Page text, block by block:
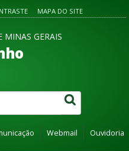
MAPA DO SITE
MINAS GERAIS
Webmail Ouvidoria